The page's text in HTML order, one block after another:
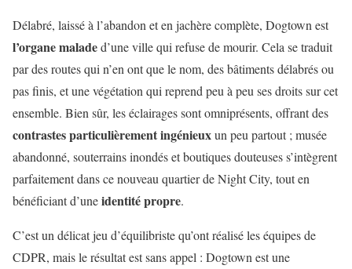
Délabré, laissé à l’abandon et en jachère complète, Dogtown est
l’organe maladed’une ville qui refuse de mourir. Cela se traduit
par des routes qui n’en ont que le nom, des bâtiments délabrés ou
pas finis, et une végétation qui reprend peu à peu ses droits sur cet
ensemble. Bien sûr, les éclairages sont omniprésents, offrant des
contrastes particulièrement ingénieuxun peu partout ; musée
abandonné, souterrains inondés et boutiques douteuses s’intègrent
parfaitement dans ce nouveau quartier de Night City, tout en
bénéficiant d’uneidentité propre.
C’est un délicat jeu d’équilibriste qu’ont réalisé les équipes de
CDPR, mais le résultat est sans appel : Dogtown est une